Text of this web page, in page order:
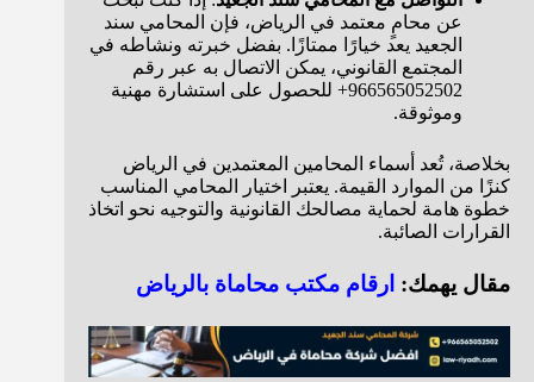
عن محامٍ معتمد في الرياض، فإن المحامي سند
الجعيد يعد خيارًا ممتازًا. بفضل خبرته ونشاطه في
المجتمع القانوني، يمكن الاتصال به عبر رقم
966565052502+ للحصول على استشارة مهنية
وموثوقة.
بخلاصة، تُعد أسماء المحامين المعتمدين في الرياض
كنزًا من الموارد القيمة. يعتبر اختيار المحامي المناسب
خطوة هامة لحماية مصالحك القانونية والتوجيه نحو اتخاذ
القرارات الصائبة.
مقال يهمك: ارقام مكتب محاماة بالرياض